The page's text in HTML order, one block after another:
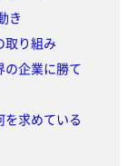
き
取り組み
企業に勝て
求めている